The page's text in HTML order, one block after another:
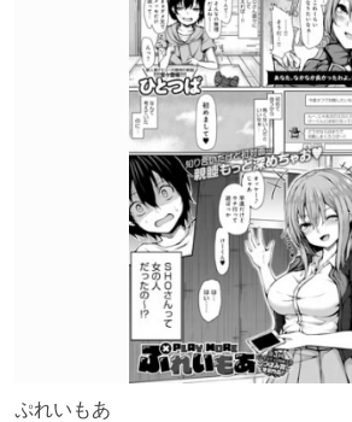
ぷれいもあ